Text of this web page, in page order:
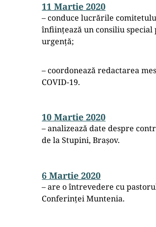
11 Martie 2020
– conduce lucrările
înființează un consiliu
urgență;
– coordonează redactarea
COVID-19.
10 Martie 2020
– analizează date despre
de la Stupini, Brașov.
6 Martie 2020
– are o întrevedere cu
Conferinței Muntenia.